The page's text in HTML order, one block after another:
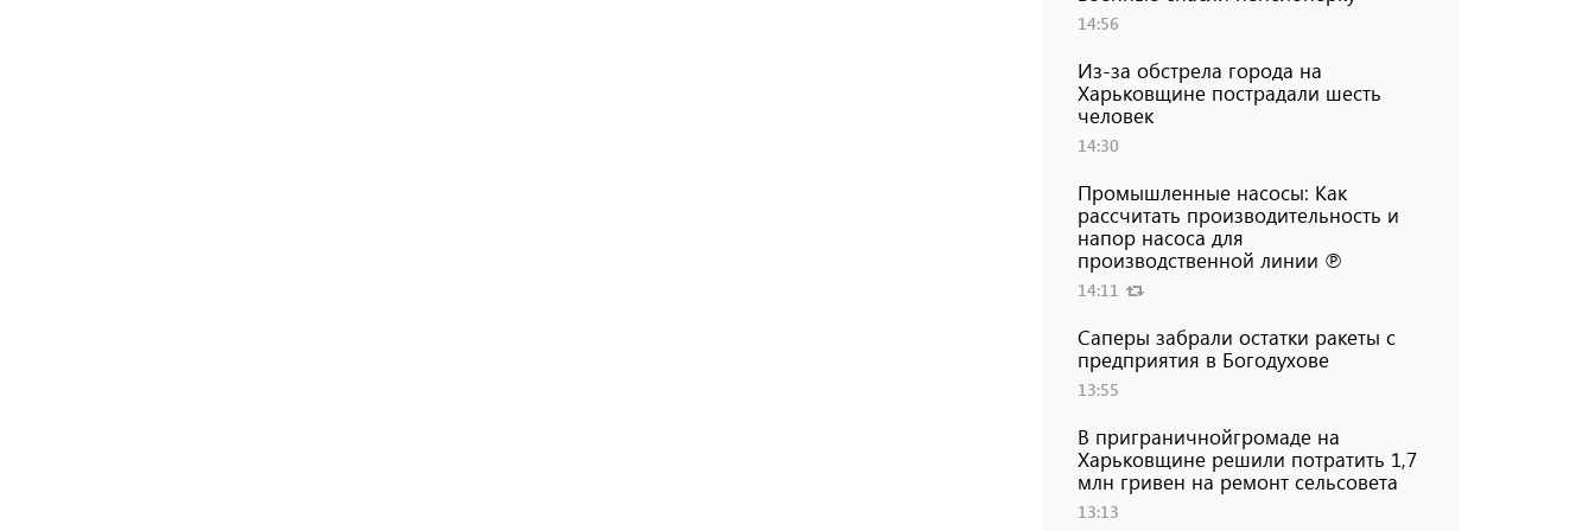
14:56
Из-за обстрела города на
Харьковщине пострадали шесть
человек
14:30
Промышленные насосы: Как
рассчитать производительность и
напор насоса для
производственной линии ℗
14:11
Саперы забрали остатки ракеты с
предприятия в Богодухове
13:55
В приграничнойгромаде на
Харьковщине решили потратить 1,7
млн ​​гривен на ремонт сельсовета
13:13